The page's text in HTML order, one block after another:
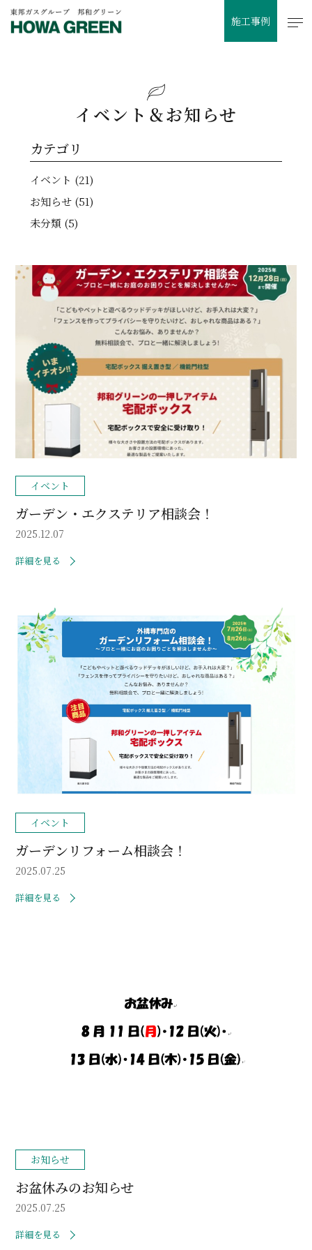
施工事例
イベント＆お知らせ
イベント
ガーデン・エクステリア相談会！
2025.12.07
詳細を見る
イベント
ガーデンリフォーム相談会！
2025.07.25
詳細を見る
お知らせ
お盆休みのお知らせ
2025.07.25
詳細を見る
カテゴリ
イベント (21)
お知らせ (51)
未分類 (5)